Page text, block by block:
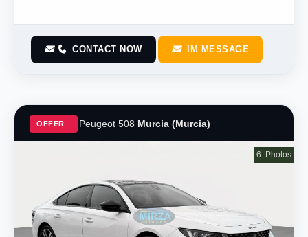
CONTACT NOW IM MESSAGE
OFFER Peugeot 508 Murcia (Murcia)
6 Photos